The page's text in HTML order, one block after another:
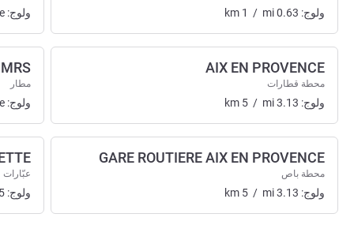
ولوج: km 1 / mi0.63
AIX EN PROVENCE
محطة قطارات
ولوج: km 5 / mi3.13
GARE ROUTIERE AIX EN PROVENCE
محطة باص
ولوج: km 5 / mi3.13
ولوج:
MRS
مطار
ولوج:
عبّارات
ولوج: